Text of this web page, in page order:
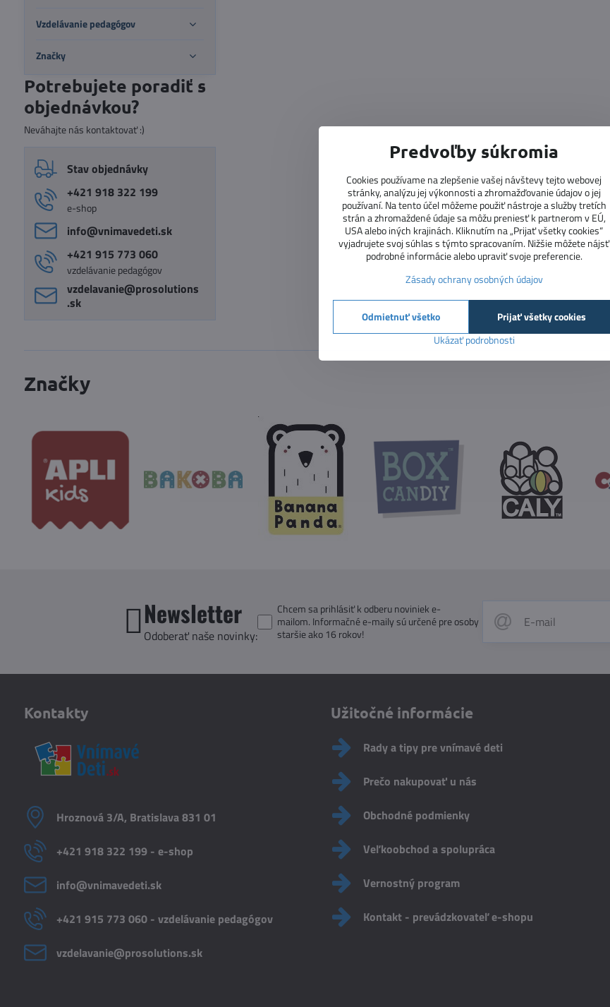
Vzdelávanie pedagógov
Značky
Potrebujete poradiť s
objednávkou?
Neváhajte nás kontaktovať :)
Stav objednávky
+421 918 322 199
e-shop
info​@vnimavedeti​.sk
+421 915 773 060
vzdelávanie pedagógov
vzdelavanie​@prosolutions​
.sk
Značky
Newsletter
Odoberať naše novinky:
Chcem sa prihlásiť k odberu noviniek e-
mailom. Informačné e-maily sú určené pre osoby
staršie ako 16 rokov!
Kontakty
Hroznová 3/A, Bratislava 831 01
+421 918 322 199 - e-shop
info​@vnimavedeti​.sk
+421 915 773 060 - vzdelávanie pedagógov
vzdelavanie​@prosolutions​.sk
Užitočné informácie
Rady a tipy pre vnímavé deti
Prečo nakupovať u nás
Obchodné podmienky
Veľkoobchod a spolupráca
Vernostný program
Kontakt - prevádzkovateľ e-shopu
Predvoľby súkromia
Cookies používame na zlepšenie vašej návštevy tejto webovej
stránky, analýzu jej výkonnosti a zhromažďovanie údajov o jej
používaní. Na tento účel môžeme použiť nástroje a služby tretích
strán a zhromaždené údaje sa môžu preniesť k partnerom v EÚ,
USA alebo iných krajinách. Kliknutím na „Prijať všetky cookies“
vyjadrujete svoj súhlas s týmto spracovaním. Nižšie môžete nájsť
podrobné informácie alebo upraviť svoje preferencie.
Zásady ochrany osobných údajov
Ukázať podrobnosti
Prijať všetky cookies
Odmietnuť všetko